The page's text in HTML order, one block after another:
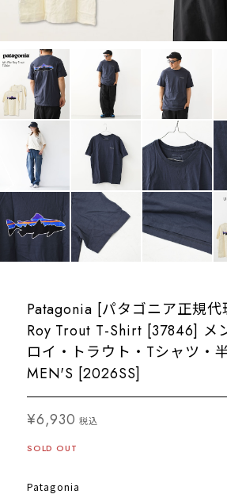
Patagonia [パタゴニア正規
Roy Trout T-Shirt [37846] メ
ロイ・トラウト・Tシャツ・
MEN'S [2026SS]
¥6,930 税込
SOLD OUT
Patagonia